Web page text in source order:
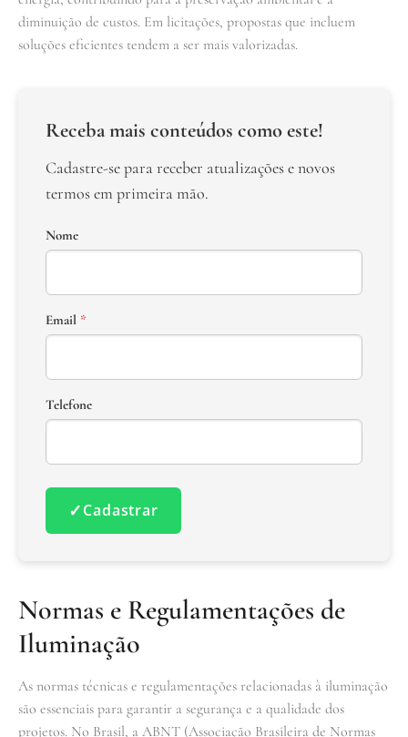
diminuição de custos. Em licitações, propostas que incluem
soluções eficientes tendem a ser mais valorizadas.
Receba mais conteúdos como este!
Cadastre-se para receber atualizações e novos
termos em primeira mão.
Nome
Email *
Telefone
✓Cadastrar
Normas e Regulamentações de
Iluminação
As normas técnicas e regulamentações relacionadas à iluminação
são essenciais para garantir a segurança e a qualidade dos
projetos. No Brasil, a ABNT (Associação Brasileira de Normas